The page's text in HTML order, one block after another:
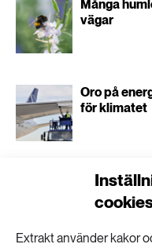
Extrakt använder kakor
Många
vägar
Oro på
för klimatet
Hitta dolda
tåg